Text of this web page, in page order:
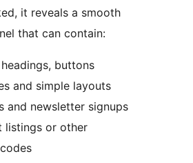
it reveals a smooth
that can contain:
buttons
and simple layouts
and newsletter signups
listings or other